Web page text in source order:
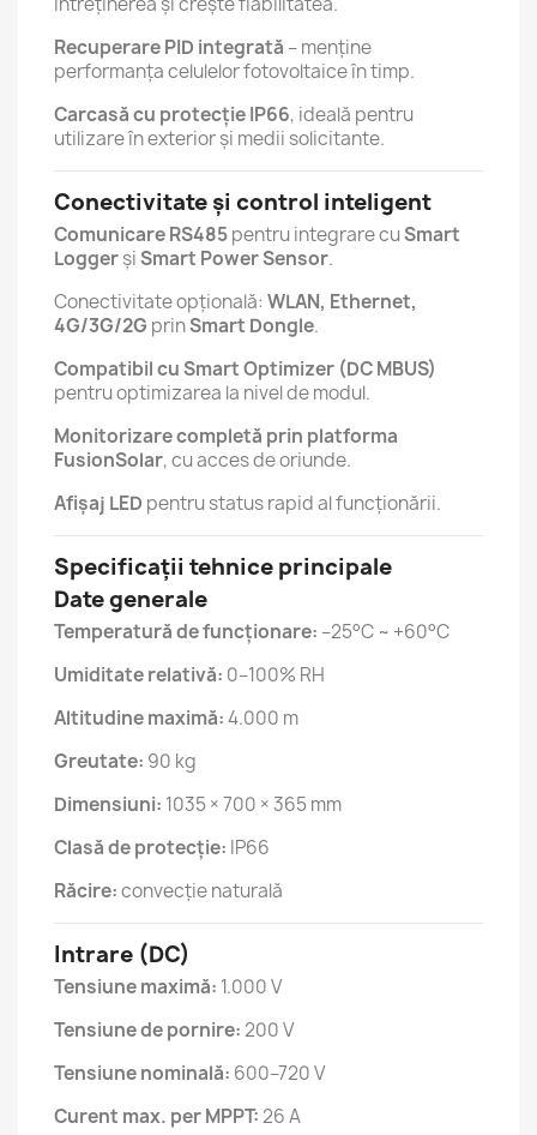
Recuperare PID integrată – menține
performanța celulelor fotovoltaice în timp.
Carcasă cu protecție IP66, ideală pentru
utilizare în exterior și medii solicitante.
Conectivitate și control inteligent
Comunicare RS485pentru integrare cuSmart
LoggerșiSmart Power Sensor.
Conectivitate opțională: WLAN, Ethernet,
4G/3G/2G prinSmart Dongle.
Compatibil cu Smart Optimizer (DC MBUS)
pentru optimizarea la nivel de modul.
Monitorizare completă prin platforma
FusionSolar, cu acces de oriunde.
Afișaj LED pentru status rapid al funcționării.
Specificații tehnice principale
Date generale
Temperatură de funcționare: –25°C ~ +60°C
Umiditate relativă: 0–100% RH
Altitudine maximă:4.000 m
Greutate: 90 kg
Dimensiuni: 1035 × 700 × 365 mm
Clasă de protecție: IP66
Răcire:convecție naturală
Intrare (DC)
Tensiune maximă: 1.000 V
Tensiune de pornire:200 V
Tensiune nominală: 600–720 V
Curent max. per MPPT:26 A